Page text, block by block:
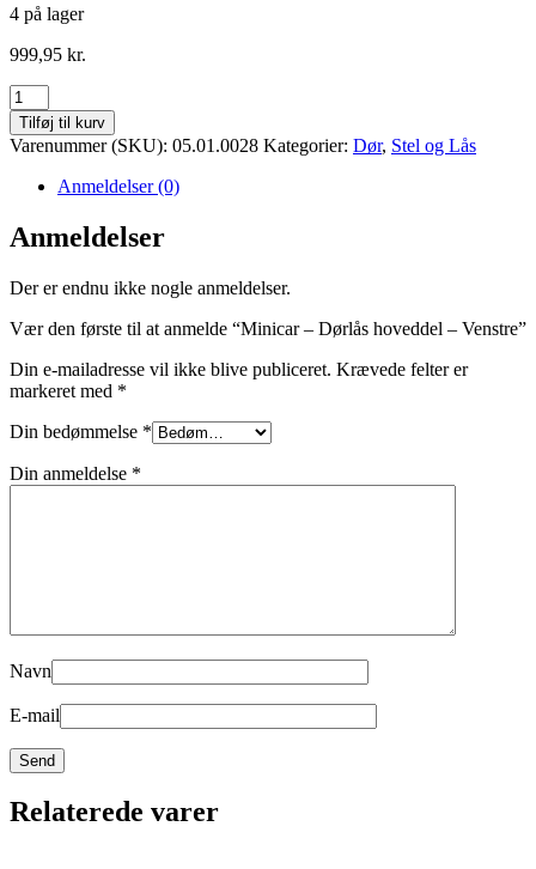
4 på lager
999,95 kr.
Minicar
-
Dørlås
hoveddel
Venstre
antal
Tilføj til kurv
Varenummer (SKU): 05.01.0028 Kategorier: Dør, Stel og Lås
Anmeldelser (0)
Anmeldelser
Der er endnu ikke nogle anmeldelser.
Vær den første til at anmelde “Minicar – Dørlås hoveddel – Venstre”
Din e-mailadresse vil ikke blive publiceret. Krævede felter er
markeret med *
Din bedømmelse *
Din anmeldelse *
Navn
E-mail
Relaterede varer